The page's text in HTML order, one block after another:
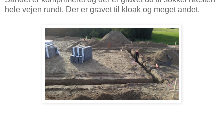
hele vejen rundt. Der er gravet til kloak og meget andet.